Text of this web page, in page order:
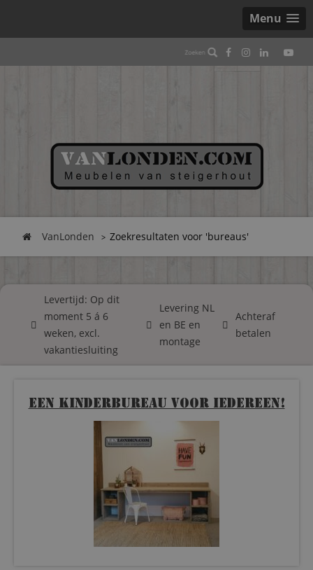
Menu
VanLonden Zoekresultaten voor 'bureaus'
Levertijd: Op dit
moment 5 á 6
weken, excl.
vakantiesluiting
Levering NL
en BE en
montage
Achteraf
betalen
Een kinderbureau voor iedereen!